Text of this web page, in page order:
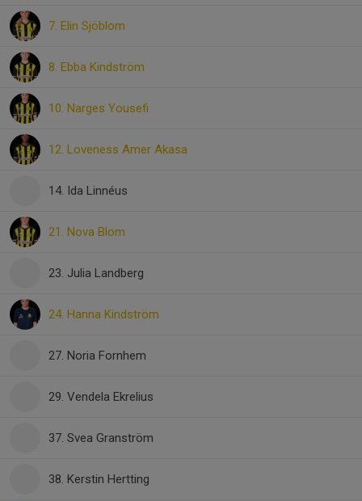
7. Elin Sjöblom
8. Ebba Kindström
10. Narges Yousefi
12. Loveness Amer Akasa
14. Ida Linnéus
21. Nova Blom
23. Julia Landberg
24. Hanna Kindström
27. Noria Fornhem
29. Vendela Ekrelius
37. Svea Granström
38. Kerstin Hertting